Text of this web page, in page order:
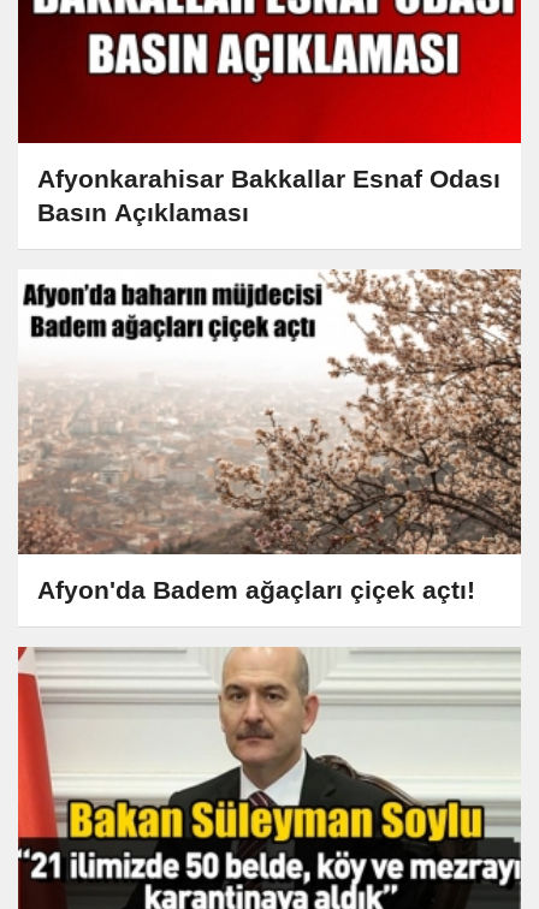
Afyonkarahisar Bakkallar Esnaf Odası
Basın Açıklaması
Afyon'da Badem ağaçları çiçek açtı!